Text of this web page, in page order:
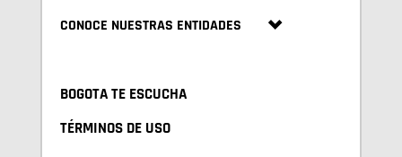
CONOCE NUESTRAS ENTIDADES
BOGOTA TE ESCUCHA
TÉRMINOS DE USO